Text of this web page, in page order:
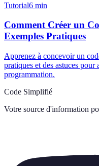
Tutorial6 min
Comment Créer un
Exemples Pratiques
Apprenez à concevoir un
pratiques et des astuces
programmation.
Code Simplifié
Votre source d'information